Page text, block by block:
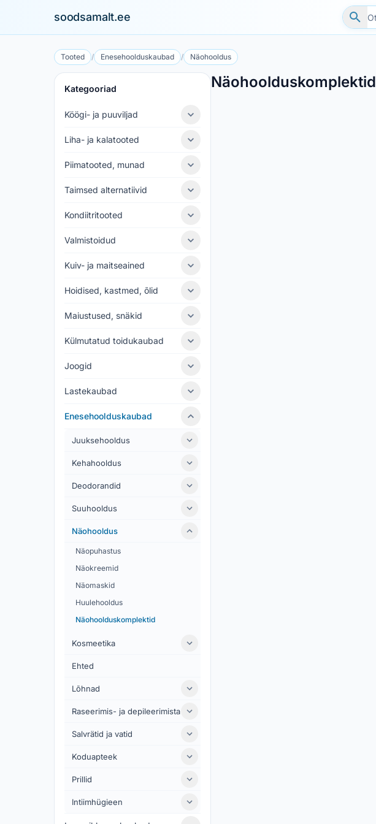
soodsamalt.ee
Tooted / Enesehoolduskaubad / Näohooldus
Kategooriad
Köögi- ja puuviljad
Liha- ja kalatooted
Piimatooted, munad
Taimsed alternatiivid
Kondiitritooted
Valmistoidud
Kuiv- ja maitseained
Hoidised, kastmed, õlid
Maiustused, snäkid
Külmutatud toidukaubad
Joogid
Lastekaubad
Enesehoolduskaubad
Juuksehooldus
Kehahooldus
Deodorandid
Suuhooldus
Näohooldus
Näopuhastus
Näokreemid
Näomaskid
Huulehooldus
Näohoolduskomplektid
Kosmeetika
Ehted
Lõhnad
Raseerimis- ja depileerimistarbed
Salvrätid ja vatid
Koduapteek
Prillid
Intiimhügieen
Näohoolduskomplektid